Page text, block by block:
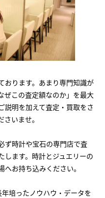
おります。あまり専門知識が
ぜこの査定額なのか」を最大
説明を加えて査定・買取をさ
いませ。
ず時計や宝石の専門店で査
します。時計とジュエリーの
お持ち込みください。
培ったノウハウ・データを